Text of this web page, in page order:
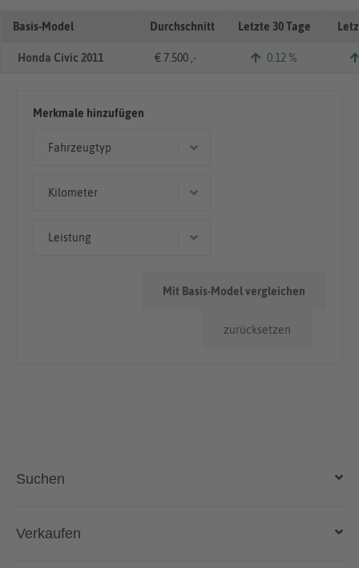
Basis-Model Durchschnitt Letzte 30 Tage
Honda Civic 2011 € 7.500 ,- 0.12 %
Merkmale hinzufügen
Fahrzeugtyp
Limousine
Kilometer
Leistung
zurücksetzen
Mit Basis-Model vergleichen
Suchen
Auto kaufen
Verkaufen